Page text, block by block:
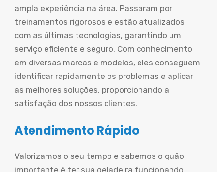
ampla experiência na área. Passaram por
treinamentos rigorosos e estão atualizados
com as últimas tecnologias, garantindo um
serviço eficiente e seguro. Com conhecimento
em diversas marcas e modelos, eles conseguem
identificar rapidamente os problemas e aplicar
as melhores soluções, proporcionando a
satisfação dos nossos clientes.
Atendimento Rápido
Valorizamos o seu tempo e sabemos o quão
importante é ter sua geladeira funcionando